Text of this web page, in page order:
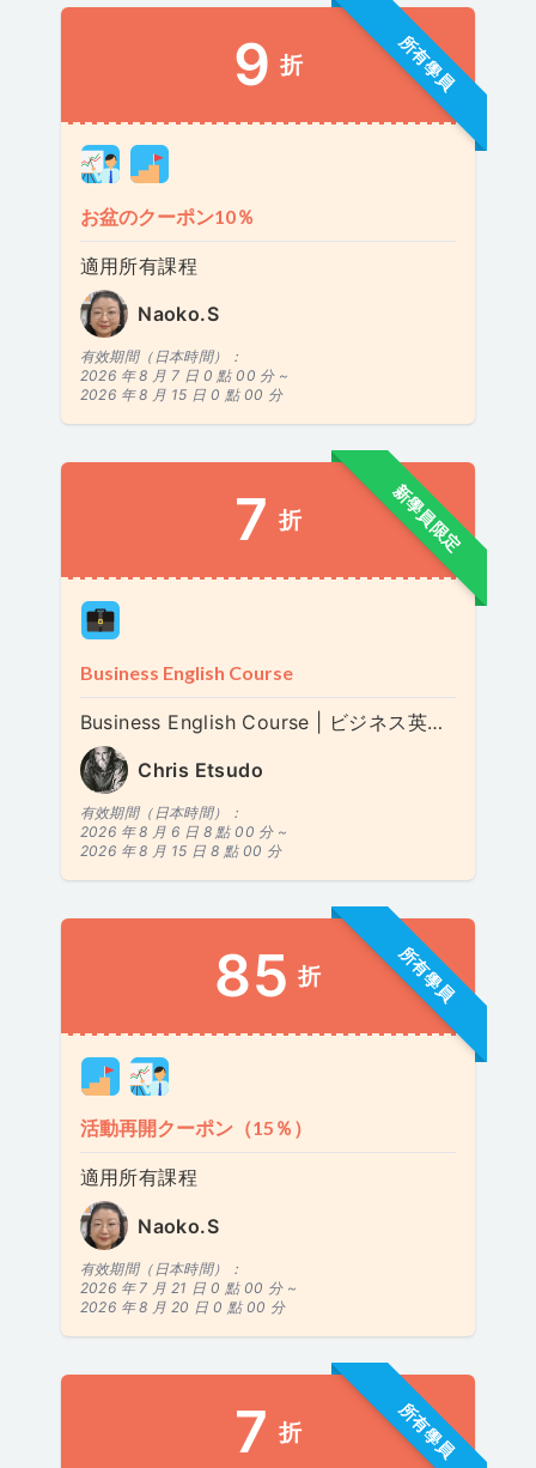
所有學員
9 折
お盆のクーポン10％
適用所有課程
Naoko.S
有效期間（日本時間）：
2026 年 8 月 7 日 0 點 00 分 ~
2026 年 8 月 15 日 0 點 00 分
新學員限定
7 折
Business English Course
Business English Course | ビジネス英語 | 비즈니스 영어
Chris Etsudo
有效期間（日本時間）：
2026 年 8 月 6 日 8 點 00 分 ~
2026 年 8 月 15 日 8 點 00 分
所有學員
85 折
活動再開クーポン（15％）
適用所有課程
Naoko.S
有效期間（日本時間）：
2026 年 7 月 21 日 0 點 00 分 ~
2026 年 8 月 20 日 0 點 00 分
所有學員
7 折